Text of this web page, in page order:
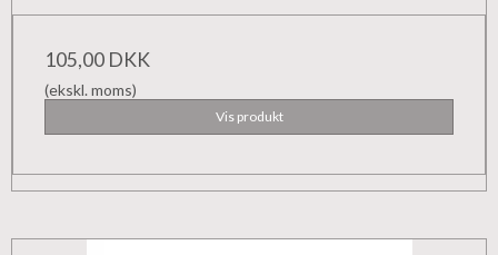
105,00 DKK
(ekskl. moms)
Vis produkt